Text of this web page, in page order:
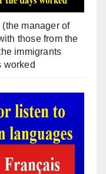
manager of
those from the
immigrants
worked